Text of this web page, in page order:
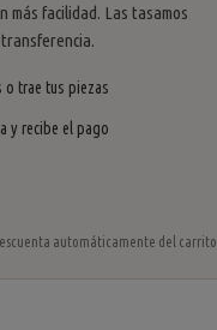
más facilidad. Las tasamos
o trae tus piezas
y recibe el pago
automáticamente del carrito.